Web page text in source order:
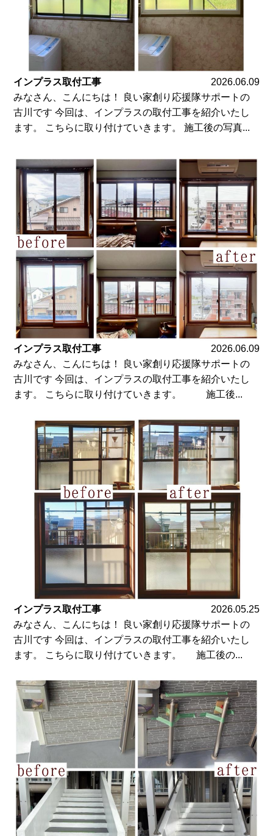
インプラス取付工事
2026.06.09
みなさん、こんにちは！ 良い家創り応援隊サポートの
古川です 今回は、インプラスの取付工事を紹介いたし
ます。 こちらに取り付けていきます。 施工後の写真...
インプラス取付工事
2026.06.09
みなさん、こんにちは！ 良い家創り応援隊サポートの
古川です 今回は、インプラスの取付工事を紹介いたし
ます。 こちらに取り付けていきます。 施工後...
インプラス取付工事
2026.05.25
みなさん、こんにちは！ 良い家創り応援隊サポートの
古川です 今回は、インプラスの取付工事を紹介いたし
ます。 こちらに取り付けていきます。 施工後の...